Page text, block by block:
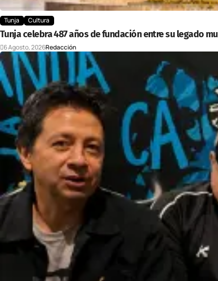
Tunja Cultura
Tunja celebra 487 años de fundación entre su legado
6 Agosto, 2026Redacción